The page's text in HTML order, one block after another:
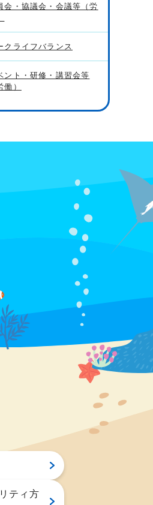
会・協議会・会議等（労
クライフバランス
ント・研修・講習会等
働）
ティ方